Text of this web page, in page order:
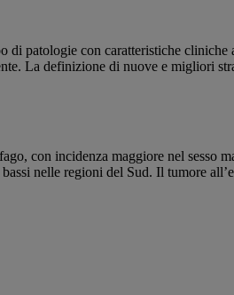
patologie con caratteristiche
La definizione di nuove e migliori
con incidenza maggiore nel
nelle regioni del Sud. Il tumore